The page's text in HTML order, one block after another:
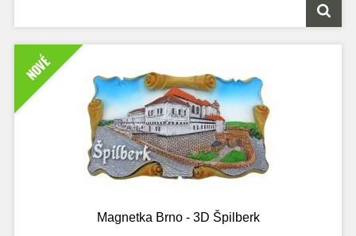
NOVÉ
Magnetka Brno - 3D Špilberk